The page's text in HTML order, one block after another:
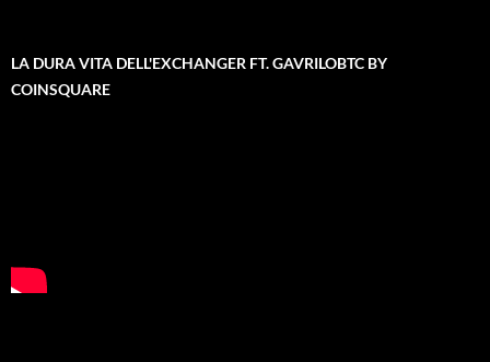
LA DURA VITA DELL'EXCHANGER FT. GAVRILOBTC BY
COINSQUARE